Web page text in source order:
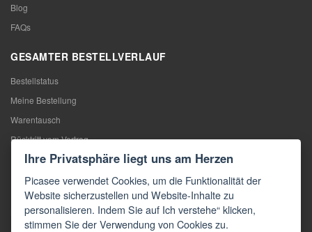
Blog
FAQs
GESAMTER BESTELLVERLAUF
Bestellstatus
Meine Bestellung
Warentausch
Rücktritt vom Vertrag
Reklamation
KONTAKTE
Kontakte
Ihre Privatsphäre liegt uns am Herzen
Picasee verwendet Cookies, um die Funktionalität der
Website sicherzustellen und Website-Inhalte zu
personalisieren. Indem Sie auf Ich verstehe“ klicken,
stimmen Sie der Verwendung von Cookies zu.